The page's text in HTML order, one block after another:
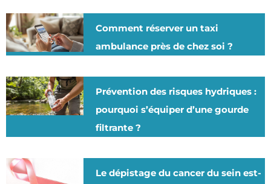
Comment réserver un taxi
ambulance près de chez soi ?
Prévention des risques hydriques :
pourquoi s’équiper d’une gourde
filtrante ?
Le dépistage du cancer du sein est-